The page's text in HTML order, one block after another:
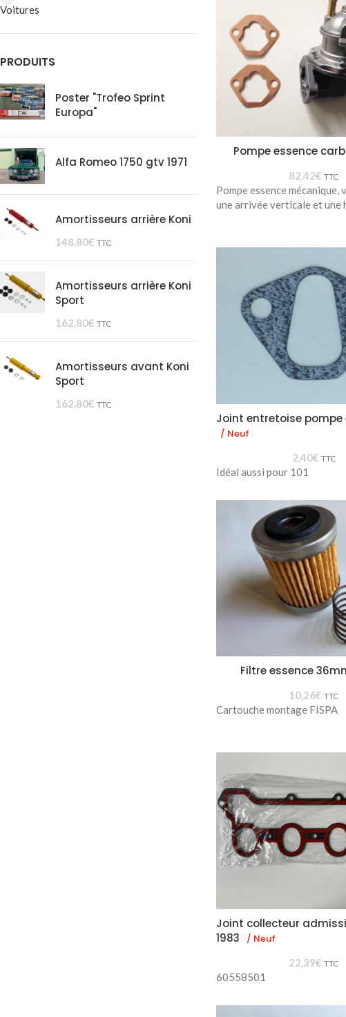
Voitures
PRODUITS
Poster "Trofeo Sprint
Europa"
Alfa Romeo 1750 gtv 1971
Amortisseurs arrière Koni
148,80€ TTC
Amortisseurs arrière Koni
Sport
162,80€ TTC
Amortisseurs avant Koni
Sport
162,80€ TTC
Pompe essence
82,42€ TTC
Pompe essence mécanique,
une arrivée verticale et une
Joint entretoise pompe
/ Neuf
2,40€ TTC
Idéal aussi pour 101
Filtre essence
10,26€ TTC
Cartouche montage FISPA
Joint collecteur
1983
/ Neuf
22,39€ TTC
60558501